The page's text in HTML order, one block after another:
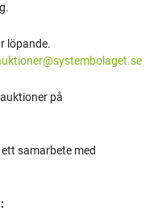
löpande.
på
samarbete med